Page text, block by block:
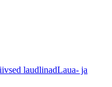
laudlinadLaua- ja